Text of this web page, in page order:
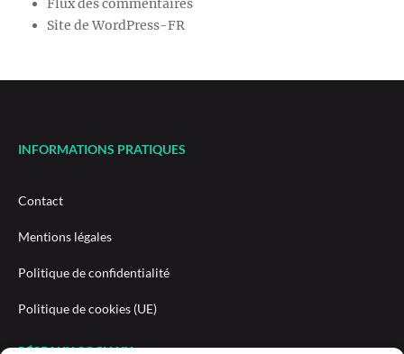
Site de WordPress-FR
INFORMATIONS PRATIQUES
Contact
Mentions légales
Politique de confidentialité
Politique de cookies (UE)
RÉSEAUX SOCIAUX